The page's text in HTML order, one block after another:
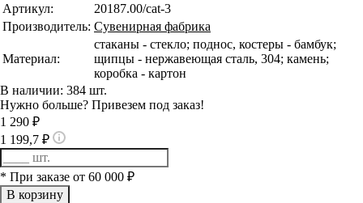
Артикул:
20187.00/cat-3
Производитель: Сувенирная фабрика
Материал:
стаканы - стекло; поднос, костеры - бамбук;
щипцы - нержавеющая сталь, 304; камень;
коробка - картон
В наличии: 384 шт.
Нужно больше? Привезем под заказ!
1 290 ₽
1 199,7 ₽
* При заказе от 60 000 ₽